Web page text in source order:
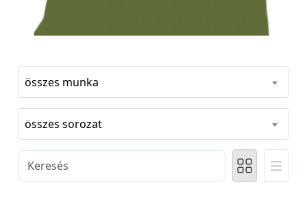
összes munka
összes sorozat